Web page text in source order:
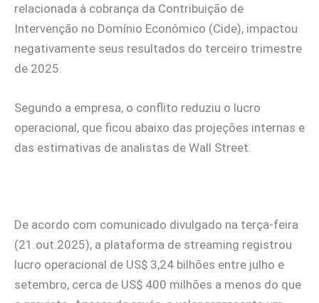
relacionada à cobrança da Contribuição de
Intervenção no Domínio Econômico (Cide), impactou
negativamente seus resultados do terceiro trimestre
de 2025.
Segundo a empresa, o conflito reduziu o lucro
operacional, que ficou abaixo das projeções internas e
das estimativas de analistas de Wall Street.
De acordo com comunicado divulgado na terça-feira
(21.out.2025), a plataforma de streaming registrou
lucro operacional de US$ 3,24 bilhões entre julho e
setembro, cerca de US$ 400 milhões a menos do que